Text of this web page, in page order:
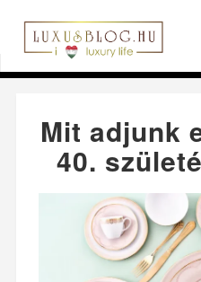
Kezdőlap»Életmód
születésnapjára?
Mit adjunk
40.